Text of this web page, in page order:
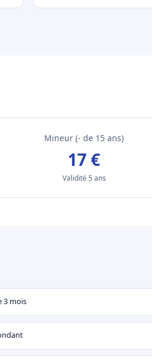
Mineur (- de 15 ans)
17 €
Validité 5 ans
3 mois